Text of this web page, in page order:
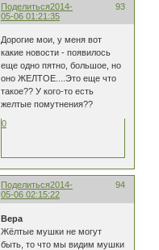
Поделиться 93
2014-
05-06 01:21:35
Дорогие мои, у меня вот
какие новости - появилось
еще одно пятно, большое, но
оно ЖЕЛТОЕ....Это еще что
такое?? У кого-то есть
желтые помутнения??
0
Поделиться 94
2014-
05-06 02:15:22
Вера
Жёлтые мушки не могут
быть, то что мы видим мушки